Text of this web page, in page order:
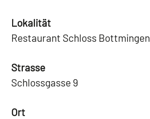
Lokalität
Restaurant Schloss Bottmingen
Strasse
Schlossgasse 9
Ort